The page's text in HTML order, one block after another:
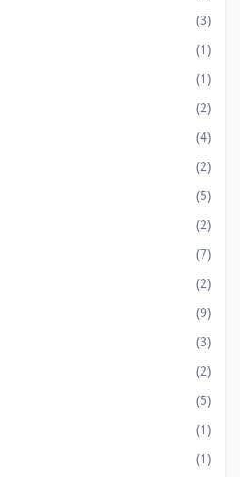
(3)
(1)
(1)
(2)
(4)
(2)
(5)
(2)
(7)
(2)
(9)
(3)
(2)
(5)
(1)
(1)